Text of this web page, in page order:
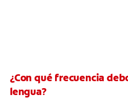
¿Con qué frecuencia
lengua?